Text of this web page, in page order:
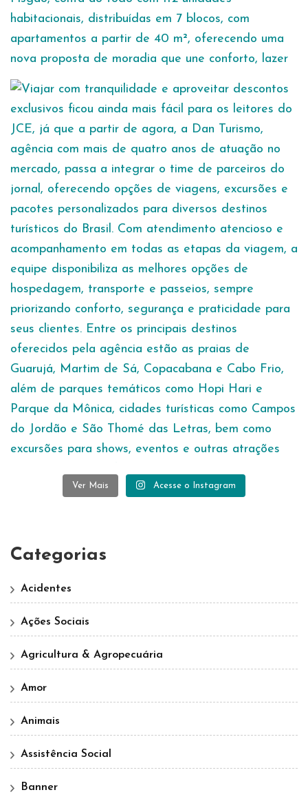
Ver Mais Acesse o Instagram
Categorias
Acidentes
Ações Sociais
Agricultura & Agropecuária
Amor
Animais
Assistência Social
Banner